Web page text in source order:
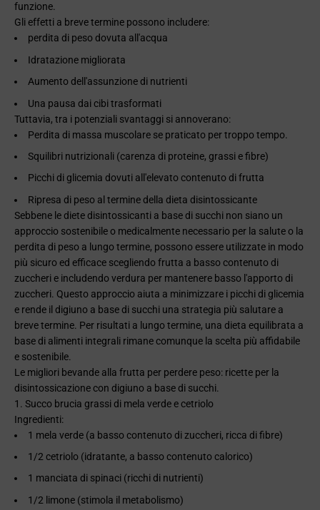
funzione.
Gli effetti a breve termine possono includere:
perdita di peso dovuta all'acqua
Idratazione migliorata
Aumento dell'assunzione di nutrienti
Una pausa dai cibi trasformati
Tuttavia, tra i potenziali svantaggi si annoverano:
Perdita di massa muscolare se praticato per troppo tempo.
Squilibri nutrizionali (carenza di proteine, grassi e fibre)
Picchi di glicemia dovuti all'elevato contenuto di frutta
Ripresa di peso al termine della dieta disintossicante
Sebbene le diete disintossicanti a base di succhi non siano un
approccio sostenibile o medicalmente necessario per la salute o la
perdita di peso a lungo termine, possono essere utilizzate in modo
più sicuro ed efficace scegliendo frutta a basso contenuto di
zuccheri e includendo verdura per mantenere basso l'apporto di
zuccheri. Questo approccio aiuta a minimizzare i picchi di glicemia
e rende il digiuno a base di succhi una strategia più salutare a
breve termine. Per risultati a lungo termine, una dieta equilibrata a
base di alimenti integrali rimane comunque la scelta più affidabile
e sostenibile.
Le migliori bevande alla frutta per perdere peso: ricette per la
disintossicazione con digiuno a base di succhi.
1. Succo brucia grassi di mela verde e cetriolo
Ingredienti:
1 mela verde (a basso contenuto di zuccheri, ricca di fibre)
1/2 cetriolo (idratante, a basso contenuto calorico)
1 manciata di spinaci (ricchi di nutrienti)
1/2 limone (stimola il metabolismo)